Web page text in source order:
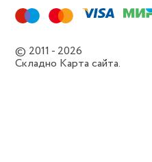
© 2011 - 2026
Складно Карта сайта.